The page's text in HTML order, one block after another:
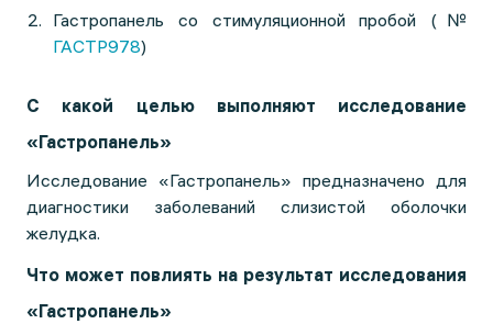
Гастропанель со стимуляционной пробой (№
ГАСТР978)
С какой целью выполняют исследование
«Гастропанель»
Исследование «Гастропанель» предназначено для
диагностики заболеваний слизистой оболочки
желудка.
Что может повлиять на результат исследования
«Гастропанель»